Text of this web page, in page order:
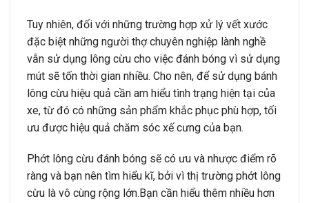
Tuy nhiên, đối với những trường hợp xử lý vết xước
đặc biệt những người thợ chuyên nghiệp lành nghề
vẫn sử dụng lông cừu cho việc đánh bóng vì sử dụng
mút sẽ tốn thời gian nhiều. Cho nên, để sử dụng bánh
lông cừu hiệu quả cần am hiểu tình trạng hiện tại của
xe, từ đó có những sản phẩm khắc phục phù hợp, tối
ưu được hiệu quả chăm sóc xế cưng của bạn.
Phớt lông cừu đánh bóng sẽ có ưu và nhược điểm rõ
ràng và bạn nên tìm hiểu kĩ, bởi vì thị trường phớt lông
cừu là vô cùng rộng lớn.Bạn cần hiểu thêm nhiều hơn